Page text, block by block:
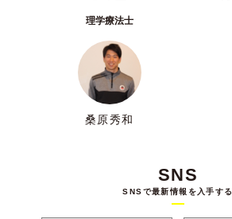
理学療法士
桑原秀和
SNS
SNSで最新情報を入手する